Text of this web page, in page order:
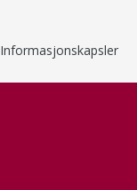
Informasjonskapsler